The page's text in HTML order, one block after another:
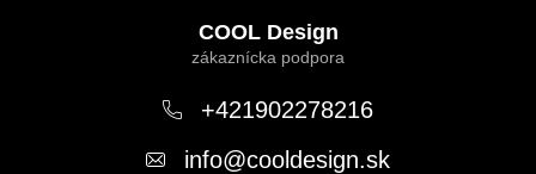
COOL Design
+421902278216
info@cooldesign.sk